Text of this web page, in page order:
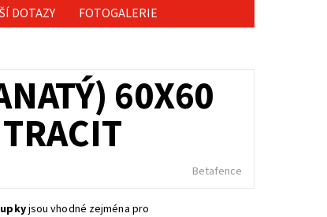
DOTAZY
FOTOGALERIE
60X60
Betafence
jsou vhodné zejména pro